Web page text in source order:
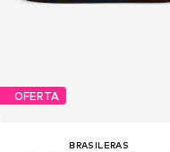
OFERTA
BRASILERAS